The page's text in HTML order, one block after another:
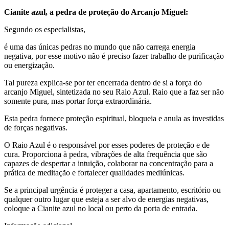
Cianite azul, a pedra de proteção do Arcanjo Miguel:
Segundo os especialistas,
é uma das únicas pedras no mundo que não carrega energia
negativa, por esse motivo não é preciso fazer trabalho de purificação
ou energização.
Tal pureza explica-se por ter encerrada dentro de si a força do
arcanjo Miguel, sintetizada no seu Raio Azul. Raio que a faz ser não
somente pura, mas portar força extraordinária.
Esta pedra fornece proteção espiritual, bloqueia e anula as investidas
de forças negativas.
O Raio Azul é o responsável por esses poderes de proteção e de
cura. Proporciona à pedra, vibrações de alta frequência que são
capazes de despertar a intuição, colaborar na concentração para a
prática de meditação e fortalecer qualidades mediúnicas.
Se a principal urgência é proteger a casa, apartamento, escritório ou
qualquer outro lugar que esteja a ser alvo de energias negativas,
coloque a Cianite azul no local ou perto da porta de entrada.